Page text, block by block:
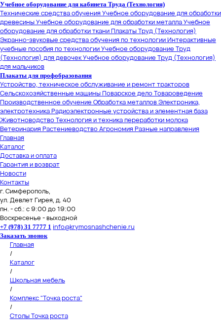
Учебное оборудование для кабинета Труда (Технология)
Технические средства обученияУчебное оборудование для обработки
древесиныУчебное оборудование для обработки металлаУчебное
оборудование для обработки тканиПлакаты Труд (Технология)
Экранно-звуковые средства обучения по технологии Интерактивные
учебные пособия по технологииУчебное оборудование Труд
(Технология) для девочекУчебное оборудование Труд (Технология)
для мальчиков
Плакаты для профобразования
Устройство, техническое обслуживание и ремонт тракторов
Сельскохозяйственные машиныПоварское делоТовароведение
Производственное обучение Обработка металловЭлектроника,
электротехникаРадиоэлектронные устройства и элементная база
ЖивотноводствоТехнология и техника переработки молока
ВетеринарияРастениеводствоАгрономияРазные направления
Главная
Каталог
Доставка и оплата
Гарантия и возврат
Новости
Контакты
г. Симферополь,
ул. Девлет Гирея, д. 40
пн. - сб.: с 9:00 до 19:00
Воскресенье - выходной
+7 (978) 31 7777 1 info@krymosnashchenie.ru
Заказать звонок
Главная
/
Каталог
/
Школьная мебель
/
Комплекс "Точка роста"
/
Столы Точка роста